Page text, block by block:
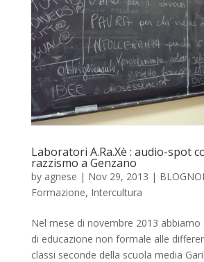
Laboratori A.Ra.Xè : audio-spot
razzismo a Genzano
by agnese | Nov 29, 2013 |
Formazione, Intercultura
Nel mese di novembre 2013
di educazione non formale alle
classi seconde della scuola media